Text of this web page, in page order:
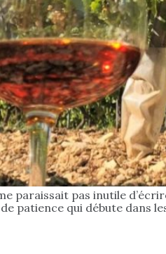
paraissait pas inutile
qui débute dans